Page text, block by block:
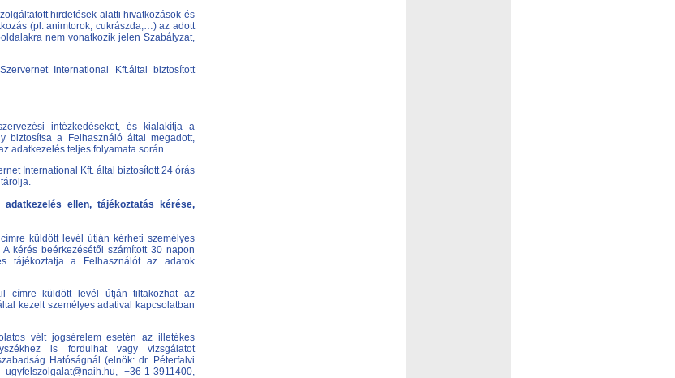
hirdetések alatti hivatkozások és
(pl. animtorok, cukrászda,…) az adott
nem vonatkozik jelen Szabályzat,
International Kft.által biztosított
intézkedéseket, és kialakítja a
biztosítsa a Felhasználó által megadott,
adatkezelés teljes folyamata során.
International Kft. által biztosított 24 órás
ellen, tájékoztatás kérése,
küldött levél útján kérheti személyes
kérés beérkezésétől számított 30 napon
tájékoztatja a Felhasználót az adatok
címre küldött levél útján tiltakozhat az
kezelt személyes adatival kapcsolatban
vélt jogsérelem esetén az illetékes
is fordulhat vagy vizsgálatot
Hatóságnál (elnök: dr. Péterfalvi
+36-1-3911400,